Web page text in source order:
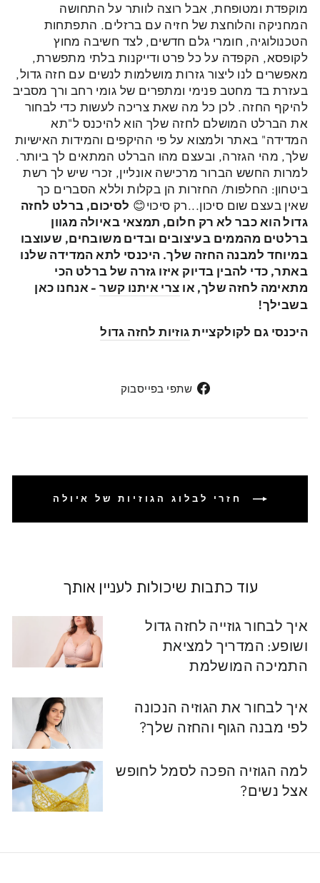
מוקפדת ומטופחת, אבל רוצה לוותר על התחושה
המחניקה והלוחצת של חזיה עם ברזלים. התפתחות
הטכנולוגיה, חומרי גלם חדשים, לצד חשיבה מחוץ
לקופסא, הקפדה על כל פרט ודייקנות בלתי מתפשרת,
מאפשרים לנו ליצור גזרות מושלמות לנשים עם חזה גדול,
בעזרת בד מחטב פנימי ומתפרים של גומי רחב ורך מסביב
להיקף החזה. לכן כל מה שאת צריכה לעשות כדי לבחור
את הברלט המושלם לחזה שלך הוא להיכנס ל"תא
המדידה" באתר ולמצוא על פי ההיקפים והמידות האישיות
שלך, מהי הגזרה, ובעצם מהו הברלט המתאים לך ביותר.
למרות החשש הברור מרכישה אונליין, זכרי שיש לך רשת
ביטחון: החלפות/ החזרות הן בקלות וללא הסברים כך
שאין בעצם שום סיכון...רק סיכוי😊 לסיכום, ברלט לחזה
גדול הוא כבר לא רק חלום, תמצאי באיולה מגוון
ברלטים מהממים בעיצובים ובדים משובחים, שעוצבו
במיוחד למבנה החזה שלך. היכנסי לתא המדידה שלנו
באתר, כדי להבין בדיוק איזו גזרה של ברלט הכי
מתאימה לחזה שלך, או צרי איתנו קשר- אנחנו כאן
בשבילך!
היכנסי גם לקולקצייתגוזיות לחזה גדול
שתפי בפייסבוק
חזרי לבלוג הגוזיות של איולה
עוד כתבות שיכולות לעניין אותך
איך לבחור גוזייה לחזה גדול
ושופע: המדריך למציאת
התמיכה המושלמת
איך לבחור את הגוזיה הנכונה
לפי מבנה הגוף והחזה שלך?
למה הגוזיה הפכה לסמל לחופש
אצל נשים?